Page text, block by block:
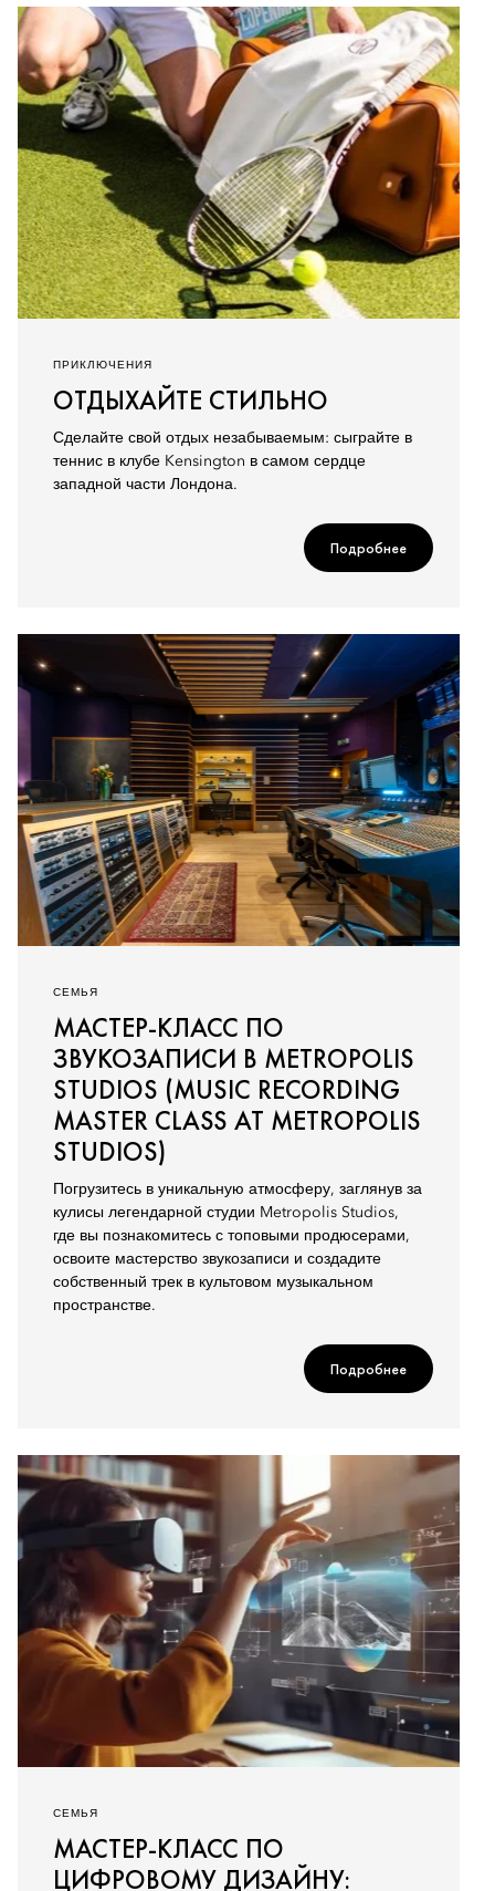
ПРИКЛЮЧЕНИЯ
ОТДЫХАЙТЕ СТИЛЬНО
Сделайте свой отдых незабываемым: сыграйте в
теннис в клубе Kensington в самом сердце
западной части Лондона.
Подробнее
СЕМЬЯ
МАСТЕР-КЛАСС ПО
ЗВУКОЗАПИСИ В METROPOLIS
STUDIOS (MUSIC RECORDING
MASTER CLASS AT METROPOLIS
STUDIOS)
Погрузитесь в уникальную атмосферу, заглянув за
кулисы легендарной студии Metropolis Studios,
где вы познакомитесь с топовыми продюсерами,
освоите мастерство звукозаписи и создадите
собственный трек в культовом музыкальном
пространстве.
Подробнее
СЕМЬЯ
МАСТЕР-КЛАСС ПО
ЦИФРОВОМУ ДИЗАЙНУ: